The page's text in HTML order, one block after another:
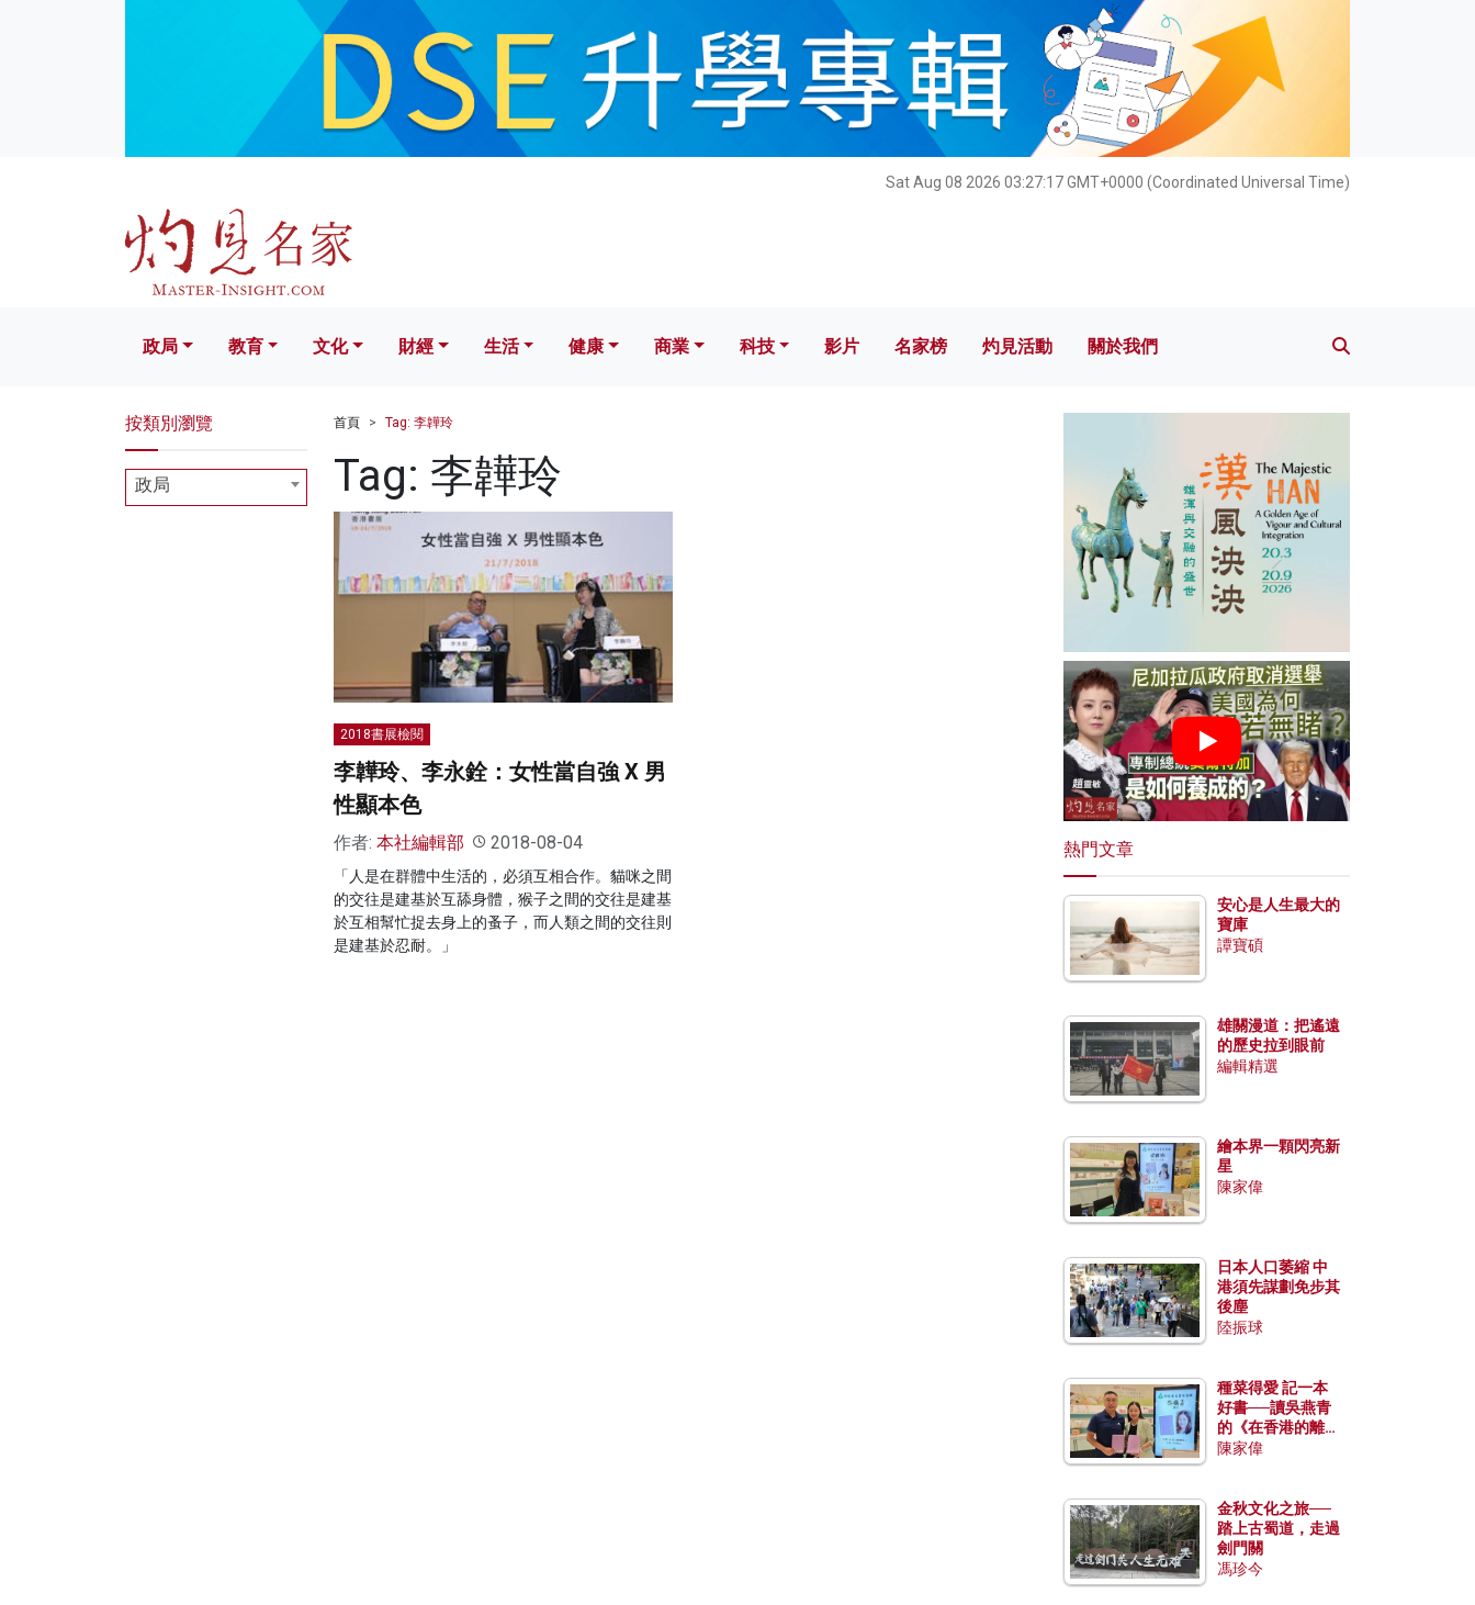
Sat Aug 08 2026 03:27:18 GMT+0000 (Coordinated Universal Time)
文化 財經 生活 健康 科技 影片 名家榜 灼見活動 關於我們
政局 教育 文化 財經 生活 健康 商業 科技 影片 名家榜 灼見活動 關於我們
首頁 Tag: 李韡玲
Tag: 李韡玲
2018書展檢閱
李韡玲、李永銓：女性當自強 X 男
性顯本色
作者: 本社編輯部 2018-08-04
「人是在群體中生活的，必須互相合作。貓咪之間
的交往是建基於互舔身體，猴子之間的交往是建基
於互相幫忙捉去身上的蚤子，而人類之間的交往則
是建基於忍耐。」
按類別瀏覽
政局
熱門文章
安心是人生最大的
寶庫
譚寶碩
雄關漫道：把遙遠
的歷史拉到眼前
編輯精選
繪本界一顆閃亮新
星
陳家偉
日本人口萎縮 中
港須先謀劃免步其
後塵
陸振球
種菜得愛 記一本
好書──讀吳燕青
的《在香港的離島
種菜》
陳家偉
金秋文化之旅──
踏上古蜀道，走過
劍門關
馮珍今